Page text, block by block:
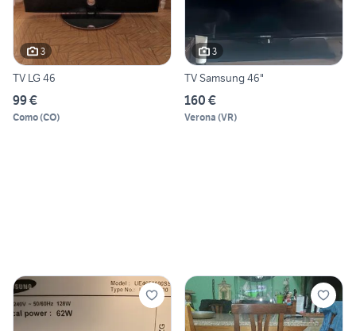
3
TV LG 46
99 €
Como(CO)
3
TV Samsung 46"
160 €
Verona (VR)